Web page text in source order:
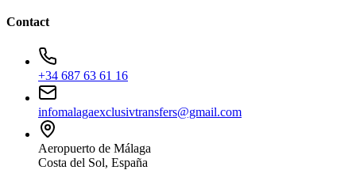
Contact
+34 687 63 61 16
infomalagaexclusivtransfers@gmail.com
Aeropuerto de Málaga
Costa del Sol, España